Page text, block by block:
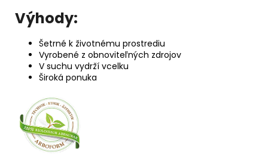
Výhody:
Šetrné k životnému prostrediu
Vyrobené z obnoviteľných zdrojov
V suchu vydrží vcelku
Široká ponuka